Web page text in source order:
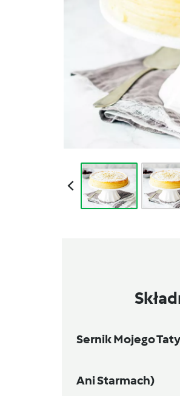
Sernik Mojego
Ani Starmach)